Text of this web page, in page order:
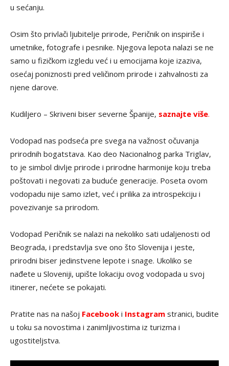
u sećanju.
Osim što privlači ljubitelje prirode, Peričnik on inspiriše i
umetnike, fotografe i pesnike. Njegova lepota nalazi se ne
samo u fizičkom izgledu već i u emocijama koje izaziva,
osećaj poniznosti pred veličinom prirode i zahvalnosti za
njene darove.
Kudiljero – Skriveni biser severne Španije, saznajte više.
Vodopad nas podseća pre svega na važnost očuvanja
prirodnih bogatstava. Kao deo Nacionalnog parka Triglav,
to je simbol divlje prirode i prirodne harmonije koju treba
poštovati i negovati za buduće generacije. Poseta ovom
vodopadu nije samo izlet, već i prilika za introspekciju i
povezivanje sa prirodom.
Vodopad Peričnik se nalazi na nekoliko sati udaljenosti od
Beograda, i predstavlja sve ono što Slovenija i jeste,
prirodni biser jedinstvene lepote i snage. Ukoliko se
nađete u Sloveniji, upište lokaciju ovog vodopada u svoj
itinerer, nećete se pokajati.
Pratite nas na našoj Facebook i Instagram stranici, budite
u toku sa novostima i zanimljivostima iz turizma i
ugostiteljstva.